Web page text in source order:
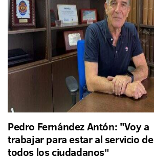
Pedro Fernández Antón: "Voy a
trabajar para estar al servicio de
todos los ciudadanos"